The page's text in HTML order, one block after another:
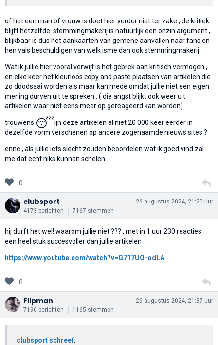
of het een man of vrouw is doet hier verder niet ter zake , de kritiek
blijft hetzelfde. stemmingmakerij is natuurlijk een onzin argument ,
blijkbaar is dus het aankaarten van gemene aanvallen naar fans en
hen vals beschuldigen van welk isme dan ook stemmingmakerij .
Wat ik jullie hier vooral verwijt is het gebrek aan kritisch vermogen ,
en elke keer het kleurloos copy and paste plaatsen van artikelen die
zo doodsaai worden als maar kan mede omdat jullie niet een eigen
mening durven uit te spreken . ( die angst blijkt ook weer uit
artikelen waar niet eens meer op gereageerd kan worden) .
trouwens 😴ijn deze artikelen al niet 20 000 keer eerder in
dezelfde vorm verschenen op andere zogenaamde nieuws sites ?
enne , als jullie iets slecht zouden beoordelen wat ik goed vind zal
me dat echt niks kunnen schelen .
0
clubsport
4173 berichten 7167 stemmen
26 augustus 2024, 21:20 uur
hij durft het wel! waarom jullie niet ??? , met in 1 uur 230 reacties
een heel stuk succesvoller dan jullie artikelen .
https://www.youtube.com/watch?v=G717UO-odLA
0
Flipman
7196 berichten 1165 stemmen
26 augustus 2024, 21:37 uur
clubsport schreef: